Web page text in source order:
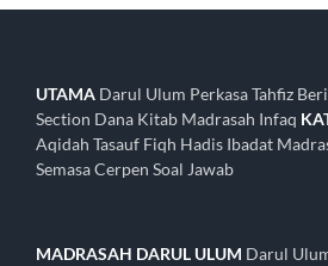
UTAMA Darul Ulum Perkasa Tahfiz
Section Dana Kitab Madrasah Infaq
Aqidah Tasauf Fiqh Hadis Ibadat
SemasaCerpen Soal Jawab
MADRASAH DARUL ULUM Darul